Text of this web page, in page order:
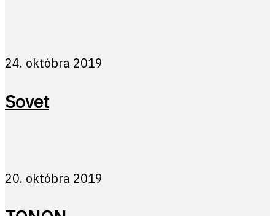
24. októbra 2019
Sovet
20. októbra 2019